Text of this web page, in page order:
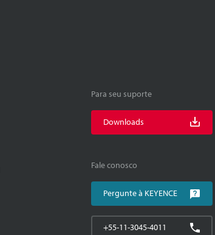
Para seu suporte
Downloads
Fale conosco
Pergunte à KEYENCE
+55-11-3045-4011